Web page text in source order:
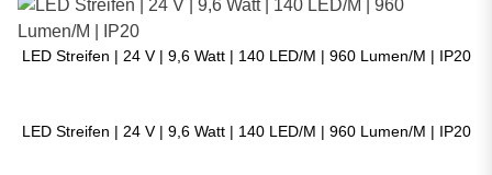
LED Streifen | 24 V | 9,6 Watt | 140 LED/M | 960 Lumen/M | IP20
LED Streifen | 24 V | 9,6 Watt | 140 LED/M | 960 Lumen/M | IP20